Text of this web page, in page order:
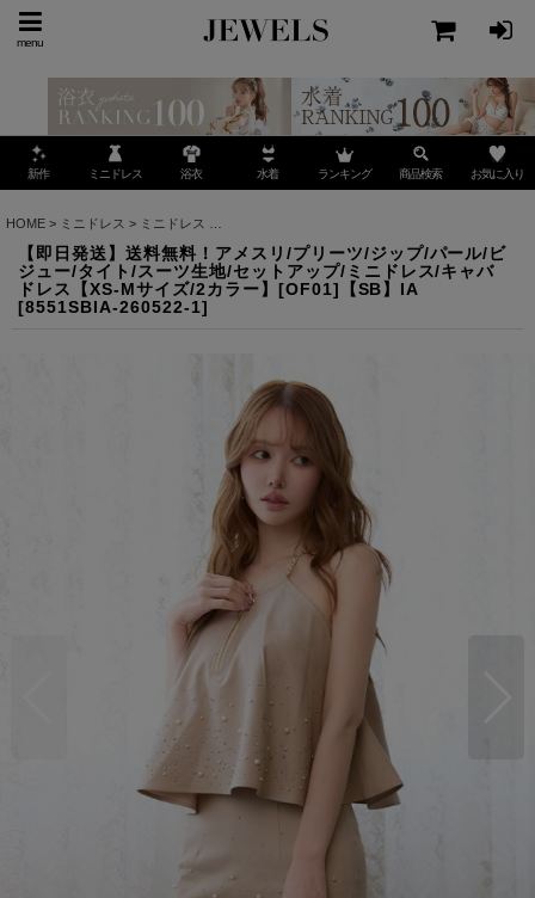
menu
新作 ミニドレス 浴衣 水着 ランキング 商品検索 お気に入り
HOME > ミニドレス > ミニドレス
【即日発送】送料無料！アメスリ/プリーツ/ジップ/パール/ビ
ジュー/タイト/スーツ生地/セットアップ/ミニドレス/キャバ
ドレス【XS-Mサイズ/2カラー】[OF01]【SB】IA
[8551SBIA-260522-1]